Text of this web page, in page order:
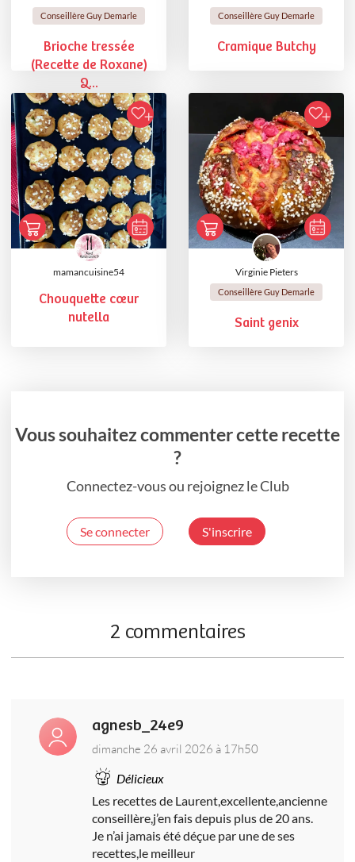
Conseillère Guy Demarle
Brioche tressée
(Recette de Roxane)
Q...
Conseillère Guy Demarle
Cramique Butchy
mamancuisine54
Chouquette cœur
nutella
Virginie Pieters
Conseillère Guy Demarle
Saint genix
Vous souhaitez commenter cette recette
?
Connectez-vous ou rejoignez le Club
Se connecter S'inscrire
2 commentaires
agnesb_24e9
dimanche 26 avril 2026 à 17h50
Délicieux
Les recettes de Laurent,excellente,ancienne
conseillère,j’en fais depuis plus de 20 ans.
Je n’ai jamais été déçue par une de ses
recettes,le meilleur